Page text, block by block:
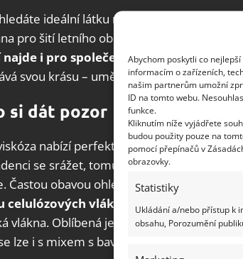
Abychom poskytli co
informacím o zařízeních,
našim partnerům umožní
ID na tomto webu.
funkce.
Kliknutím níže vyjádřete
budou použity pouze na
pomocí přepínačů v
obrazovky.
Statistiky
Ukládání a/nebo přístup k
obsahu, Porozumění
ideální látku na letní šaty, pak je
pro šití letního oblečení, jelikož jde o
i pro společenské oděvy či různé
svou krásu – umělé hedvábí totiž
si dát pozor
nabízí perfektní vlastnosti, má i své
se srážet, tomu však lze snadno
Častou obavou ohledně umělého hedvábí
celulózových vláken
. Aby se zabránilo
vlákna. Oblíbená je také kombinace se
lze i s mixem s bavlnou či polyesterem,